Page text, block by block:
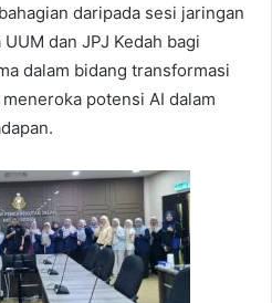
daripada sesi jaringan
dan JPJ Kedah bagi
dalam bidang transformasi
potensi AI dalam